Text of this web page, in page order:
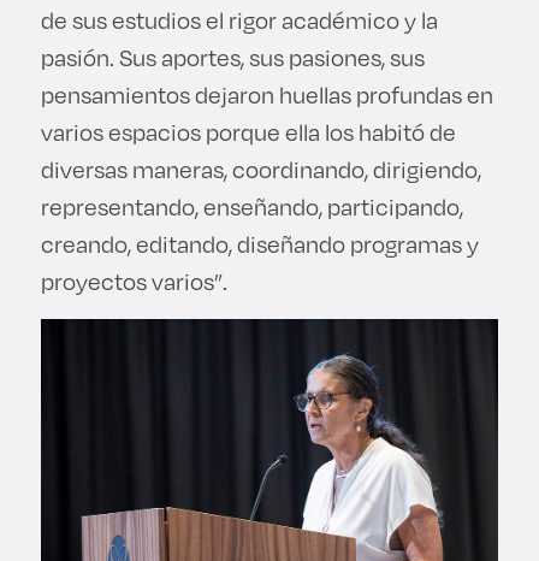
de sus estudios el rigor académico y la
pasión. Sus aportes, sus pasiones, sus
pensamientos dejaron huellas profundas en
varios espacios porque ella los habitó de
diversas maneras, coordinando, dirigiendo,
representando, enseñando, participando,
creando, editando, diseñando programas y
proyectos varios”.